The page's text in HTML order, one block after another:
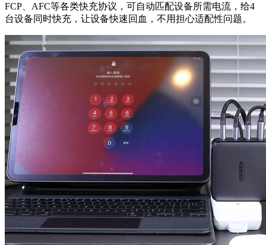
FCP、AFC等各类快充协议，可自动匹配设备所需电流，给4
台设备同时快充，让设备快速回血，不用担心适配性问题。